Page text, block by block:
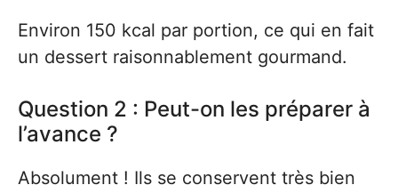
Environ 150 kcal par portion, ce qui en fait
un dessert raisonnablement gourmand.
Question 2 : Peut-on les préparer à
l’avance ?
Absolument ! Ils se conservent très bien